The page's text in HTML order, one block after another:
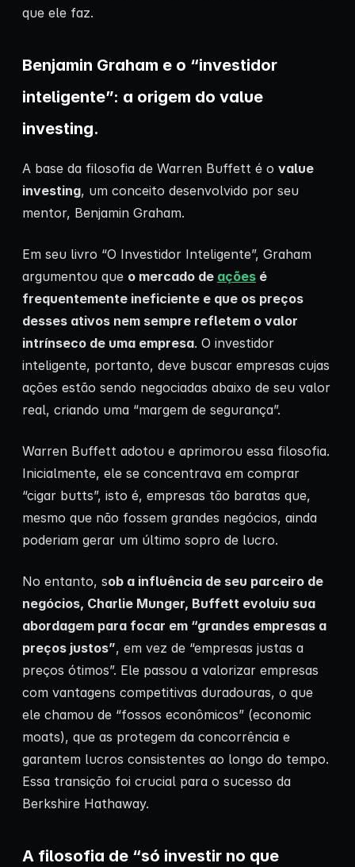
que ele faz.
Benjamin Graham e o “investidor
inteligente”: a origem do value
investing.
A base da filosofia de Warren Buffett é o value
investing, um conceito desenvolvido por seu
mentor, Benjamin Graham.
Em seu livro “O Investidor Inteligente”, Graham
argumentou que o mercado de ações é
frequentemente ineficiente e que os preços
desses ativos nem sempre refletem o valor
intrínseco de uma empresa. O investidor
inteligente, portanto, deve buscar empresas cujas
ações estão sendo negociadas abaixo de seu valor
real, criando uma “margem de segurança”.
Warren Buffett adotou e aprimorou essa filosofia.
Inicialmente, ele se concentrava em comprar
“cigar butts”, isto é, empresas tão baratas que,
mesmo que não fossem grandes negócios, ainda
poderiam gerar um último sopro de lucro.
No entanto, sob a influência de seu parceiro de
negócios, Charlie Munger, Buffett evoluiu sua
abordagem para focar em “grandes empresas a
preços justos”, em vez de “empresas justas a
preços ótimos”. Ele passou a valorizar empresas
com vantagens competitivas duradouras, o que
ele chamou de “fossos econômicos” (economic
moats), que as protegem da concorrência e
garantem lucros consistentes ao longo do tempo.
Essa transição foi crucial para o sucesso da
Berkshire Hathaway.
A filosofia de “só investir no que